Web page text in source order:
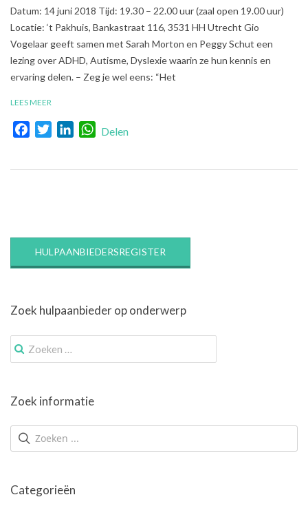
2018-
05-
18
Datum: 14 juni 2018 Tijd: 19.30 – 22.00 uur (zaal open 19.00 uur)
Locatie: ‘t Pakhuis, Bankastraat 116, 3531 HH Utrecht Gio
Vogelaar geeft samen met Sarah Morton en Peggy Schut een
lezing over ADHD, Autisme, Dyslexie waarin ze hun kennis en
ervaring delen. – Zeg je wel eens: “Het
LEES MEER
FacebookTwitterLinkedInWhatsApp
Delen
HULPAANBIEDERSREGISTER
Zoek hulpaanbieder op onderwerp
Zoek
Zoek informatie
Categorieën